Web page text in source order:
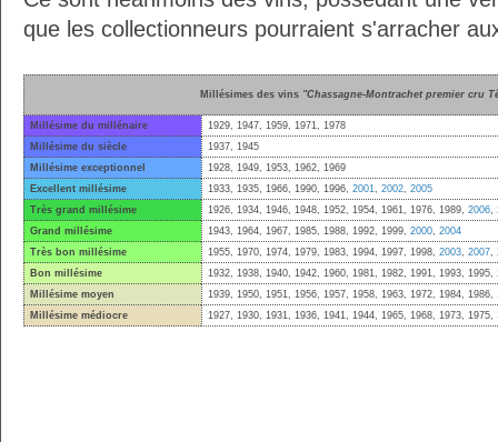
que les collectionneurs pourraient s'arracher
Millésimes des vins "Chassagne-Montrachet premier cru
Millésime du millénaire
1929, 1947, 1959, 1971, 1978
Millésime du siècle
1937, 1945
Millésime exceptionnel
1928, 1949, 1953, 1962, 1969
Excellent millésime
1933, 1935, 1966, 1990, 1996, 2001, 2002, 2005
Très grand millésime
1926, 1934, 1946, 1948, 1952, 1954, 1961, 1976, 1989, 2006,
Grand millésime
1943, 1964, 1967, 1985, 1988, 1992, 1999, 2000, 2004
Très bon millésime
1955, 1970, 1974, 1979, 1983, 1994, 1997, 1998, 2003, 2007,
Bon millésime
1932, 1938, 1940, 1942, 1960, 1981, 1982, 1991, 1993, 1995,
Millésime moyen
1939, 1950, 1951, 1956, 1957, 1958, 1963, 1972, 1984, 1986,
Millésime médiocre
1927, 1930, 1931, 1936, 1941, 1944, 1965, 1968, 1973, 1975,